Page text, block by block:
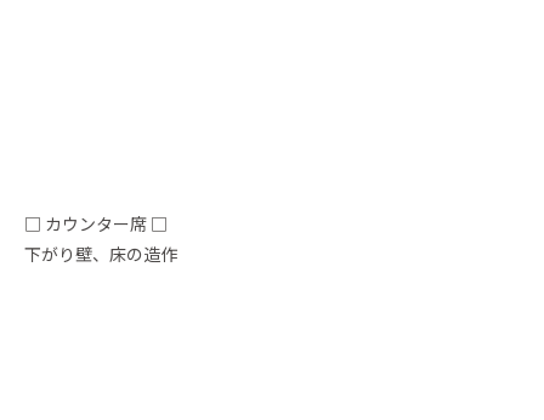
□ カウンター席 □
下がり壁、床の造作